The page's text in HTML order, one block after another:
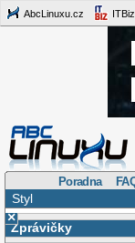
AbcLinuxu.cz
Poradna
Styl
×
Zprávičky